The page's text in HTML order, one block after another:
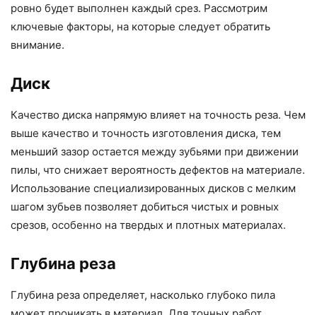
ровно будет выполнен каждый срез. Рассмотрим
ключевые факторы, на которые следует обратить
внимание.
Диск
Качество диска напрямую влияет на точность реза. Чем
выше качество и точность изготовления диска, тем
меньший зазор остается между зубьями при движении
пилы, что снижает вероятность дефектов на материале.
Использование специализированных дисков с мелким
шагом зубьев позволяет добиться чистых и ровных
срезов, особенно на твердых и плотных материалах.
Глубина реза
Глубина реза определяет, насколько глубоко пила